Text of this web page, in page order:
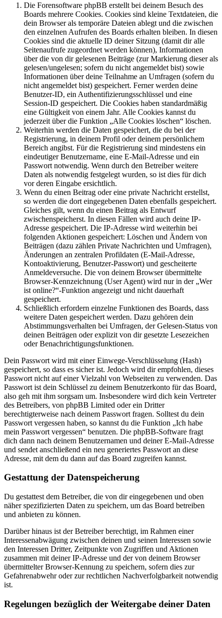
Die Forensoftware phpBB erstellt bei deinem Besuch des
Boards mehrere Cookies. Cookies sind kleine Textdateien, die
dein Browser als temporäre Dateien ablegt und die zwischen
den einzelnen Aufrufen des Boards erhalten bleiben. In diesen
Cookies sind die aktuelle ID deiner Sitzung (damit dir alle
Seitenaufrufe zugeordnet werden können), Informationen
über die von dir gelesenen Beiträge (zur Markierung dieser als
gelesen/ungelesen; sofern du nicht angemeldet bist) sowie
Informationen über deine Teilnahme an Umfragen (sofern du
nicht angemeldet bist) gespeichert. Ferner werden deine
Benutzer-ID, ein Authentifizierungsschlüssel und eine
Session-ID gespeichert. Die Cookies haben standardmäßig
eine Gültigkeit von einem Jahr. Alle Cookies kannst du
jederzeit über die Funktion „Alle Cookies löschen“ löschen.
Weiterhin werden die Daten gespeichert, die du bei der
Registrierung, in deinem Profil oder deinem persönlichem
Bereich angibst. Für die Registrierung sind mindestens ein
eindeutiger Benutzername, eine E-Mail-Adresse und ein
Passwort notwendig. Wenn durch den Betreiber weitere
Daten als notwendig festgelegt wurden, so ist dies für dich
vor deren Eingabe ersichtlich.
Wenn du einen Beitrag oder eine private Nachricht erstellst,
so werden die dort eingegebenen Daten ebenfalls gespeichert.
Gleiches gilt, wenn du einen Beitrag als Entwurf
zwischenspeicherst. In diesen Fällen wird auch deine IP-
Adresse gespeichert. Die IP-Adresse wird weiterhin bei
folgenden Aktionen gespeichert: Löschen und Ändern von
Beiträgen (dazu zählen Private Nachrichten und Umfragen),
Änderungen an zentralen Profildaten (E-Mail-Adresse,
Kontoaktivierung, Benutzer-Passwort) und gescheiterte
Anmeldeversuche. Die von deinem Browser übermittelte
Browser-Kennzeichnung (User Agent) wird nur in der „Wer
ist online?“-Funktion angezeigt und nicht dauerhaft
gespeichert.
Schließlich erfordern einzelne Funktionen des Boards, dass
weitere Daten gespeichert werden. Dazu gehören dein
Abstimmungsverhalten bei Umfragen, der Gelesen-Status von
deinen Beiträgen oder explizit von dir gesetzte Lesezeichen
oder Benachrichtigungsfunktionen.
Dein Passwort wird mit einer Einwege-Verschlüsselung (Hash)
gespeichert, so dass es sicher ist. Jedoch wird dir empfohlen, dieses
Passwort nicht auf einer Vielzahl von Webseiten zu verwenden. Das
Passwort ist dein Schlüssel zu deinem Benutzerkonto für das Board,
also geh mit ihm sorgsam um. Insbesondere wird dich kein Vertreter
des Betreibers, von phpBB Limited oder ein Dritter
berechtigterweise nach deinem Passwort fragen. Solltest du dein
Passwort vergessen haben, so kannst du die Funktion „Ich habe
mein Passwort vergessen“ benutzen. Die phpBB-Software fragt
dich dann nach deinem Benutzernamen und deiner E-Mail-Adresse
und sendet anschließend ein neu generiertes Passwort an diese
Adresse, mit dem du dann auf das Board zugreifen kannst.
Gestattung der Datenspeicherung
Du gestattest dem Betreiber, die von dir eingegebenen und oben
näher spezifizierten Daten zu speichern, um das Board betreiben
und anbieten zu können.
Darüber hinaus ist der Betreiber berechtigt, im Rahmen einer
Interessenabwägung zwischen deinen und seinen Interessen sowie
den Interessen Dritter, Zeitpunkte von Zugriffen und Aktionen
zusammen mit deiner IP-Adresse und der von deinem Browser
übermittelter Browser-Kennung zu speichern, sofern dies zur
Gefahrenabwehr oder zur rechtlichen Nachverfolgbarkeit notwendig
ist.
Regelungen bezüglich der Weitergabe deiner Daten